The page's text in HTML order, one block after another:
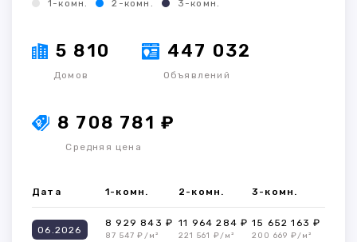
1-комн. 2-комн. 3-комн.
5 810
Домов
447 032
Объявлений
8 708 781 ₽
Средняя цена
Дата 1-комн. 2-комн. 3-комн.
06.2026
8 929 843 ₽
87 547 ₽/м²
11 964 284 ₽
221 561 ₽/м²
15 652 163 ₽
200 669 ₽/м²